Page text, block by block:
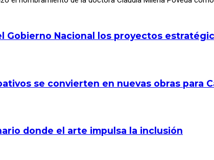
Gobierno Nacional los proyectos
se convierten en nuevas obras para
donde el arte impulsa la inclusión